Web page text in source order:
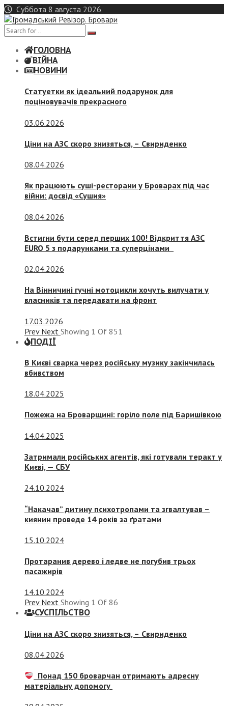
Skip
to
content
Суббота 8 августа 2026
ГОЛОВНА
ВІЙНА
НОВИНИ
Статуетки як ідеальний подарунок для
поціновувачів прекрасного
03.06.2026
Ціни на АЗС скоро знизяться, – Свириденко
08.04.2026
Як працюють суші-ресторани у Броварах під час
війни: досвід «Сушия»
08.04.2026
Встигни бути серед перших 100! Відкриття АЗС
EURO 5 з подарунками та суперцінами
02.04.2026
На Вінничині гучні мотоцикли хочуть вилучати у
власників та передавати на фронт
17.03.2026
Prev Next Showing 1 Of 851
ПОДІЇ
В Києві сварка через російську музику закінчилась
вбивством
18.04.2025
Пожежа на Броварщині: горіло поле під Баришівкою
14.04.2025
Затримали російських агентів, які готували теракт у
Києві, — СБУ
24.10.2024
“Накачав” дитину психотропами та згвалтував –
киянин проведе 14 років за ґратами
15.10.2024
Протаранив дерево і ледве не погубив трьох
пасажирів
14.10.2024
Prev Next Showing 1 Of 86
СУСПIЛЬСТВО
Ціни на АЗС скоро знизяться, – Свириденко
08.04.2026
Понад 150 броварчан отримають адресну
матеріальну допомогу